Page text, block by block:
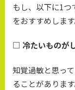
もし、以下に1つ
をおすすめします
□ 冷たいものが
知覚過敏と思っ
ることがあります